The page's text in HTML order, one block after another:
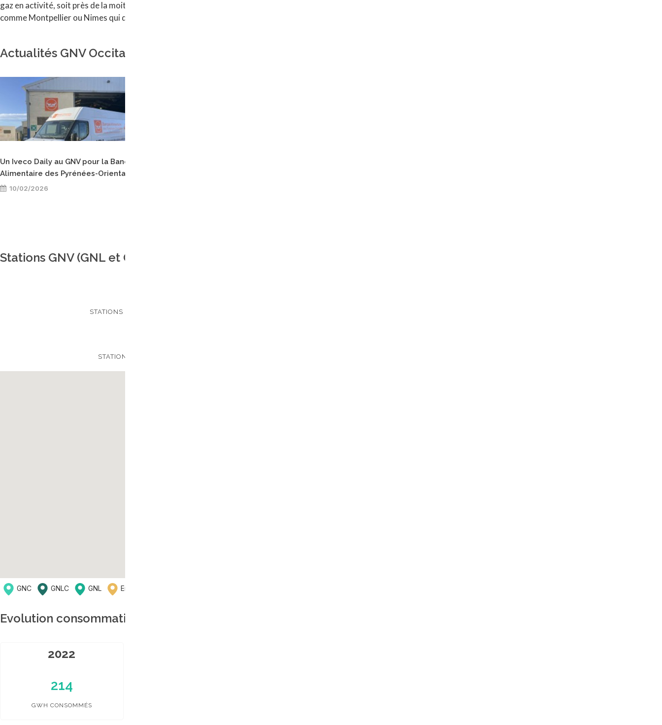
gaz en activité, soit près de la moitié de la flotte. A l'échelle régionale, d'autres collectivités ont fait le choix du GNV pour leur offre de transport public
comme Montpellier ou Nimes qui déploiera prochainement une
Actualités GNV Occitanie
Un Iveco Daily au GNV pour la Banque
Alimentaire des Pyrénées-Orientales
10/02/2026
Stations GNV (GNL et GNC) en région Occitanie
STATIONS GNC OUVERTES
STATIONS EN PROJET
En projet
GNL
GNLC
GNC
Evolution consommation GNC en région Occitanie
2022
214
GWH CONSOMMÉS